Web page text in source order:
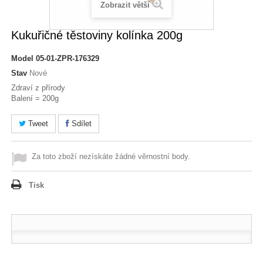
Zobrazit větší
Kukuřičné těstoviny kolínka 200g
Model 05-01-ZPR-176329
Stav Nové
Zdraví z přírody
Balení = 200g
Tweet Sdílet
Za toto zboží nezískáte žádné věrnostní body.
Tisk